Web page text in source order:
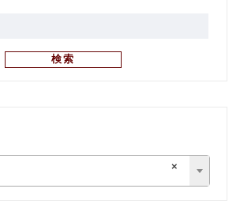
検索
×